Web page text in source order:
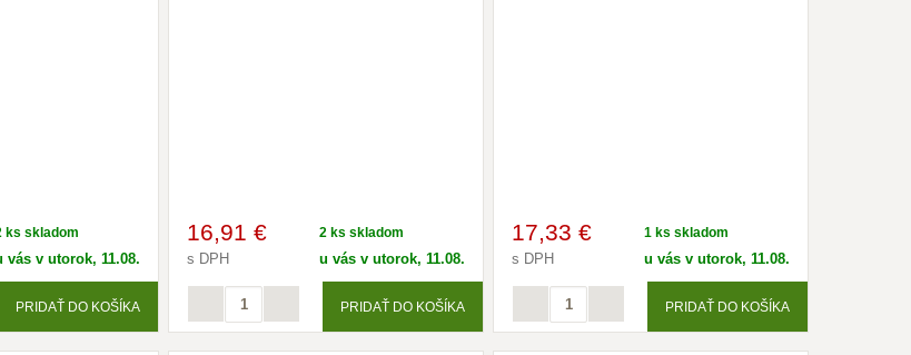
ks skladom
vás v utorok, 11.08.
PRIDAŤ DO KOŠÍKA
16,91 €
s DPH
2 ks skladom
u vás v utorok, 11.08.
PRIDAŤ DO KOŠÍKA
17,33 €
s DPH
1 ks skladom
u vás v utorok, 11.08.
PRIDAŤ DO KOŠÍKA